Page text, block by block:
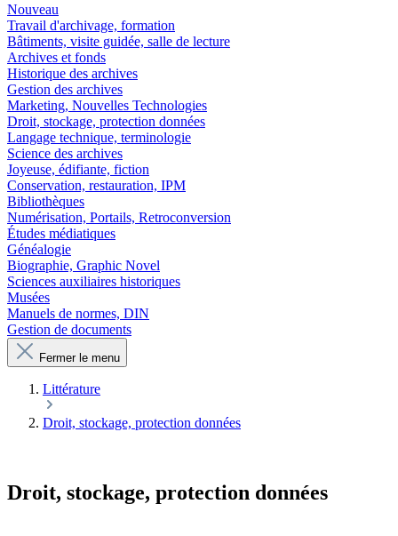
Nouveau
Travail d'archivage, formation
Bâtiments, visite guidée, salle de lecture
Archives et fonds
Historique des archives
Gestion des archives
Marketing, Nouvelles Technologies
Droit, stockage, protection données
Langage technique, terminologie
Science des archives
Joyeuse, édifiante, fiction
Conservation, restauration, IPM
Bibliothèques
Numérisation, Portails, Retroconversion
Études médiatiques
Généalogie
Biographie, Graphic Novel
Sciences auxiliaires historiques
Musées
Manuels de normes, DIN
Gestion de documents
Fermer le menu
Littérature
Droit, stockage, protection données
Droit, stockage, protection données